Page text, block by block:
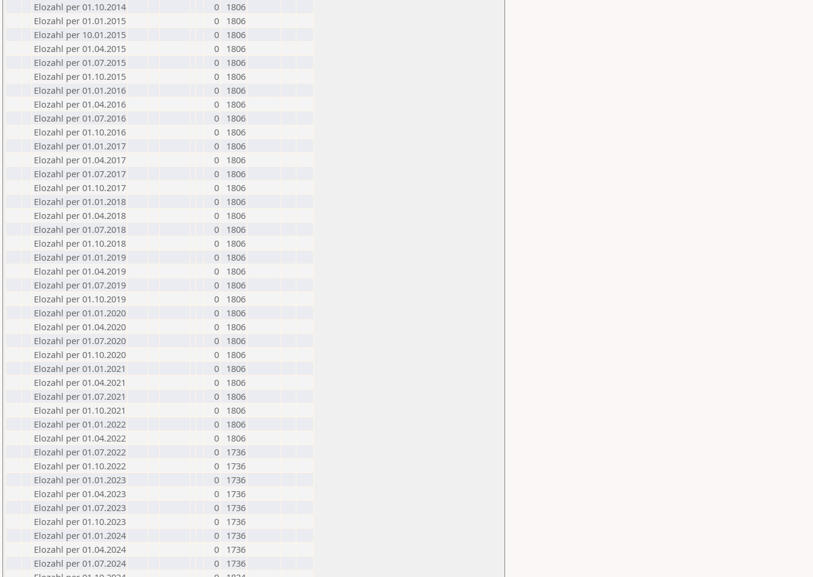
Elozahl per 01.10.2014
0
1806
Elozahl per 01.01.2015
0
1806
Elozahl per 10.01.2015
0
1806
Elozahl per 01.04.2015
0
1806
Elozahl per 01.07.2015
0
1806
Elozahl per 01.10.2015
0
1806
Elozahl per 01.01.2016
0
1806
Elozahl per 01.04.2016
0
1806
Elozahl per 01.07.2016
0
1806
Elozahl per 01.10.2016
0
1806
Elozahl per 01.01.2017
0
1806
Elozahl per 01.04.2017
0
1806
Elozahl per 01.07.2017
0
1806
Elozahl per 01.10.2017
0
1806
Elozahl per 01.01.2018
0
1806
Elozahl per 01.04.2018
0
1806
Elozahl per 01.07.2018
0
1806
Elozahl per 01.10.2018
0
1806
Elozahl per 01.01.2019
0
1806
Elozahl per 01.04.2019
0
1806
Elozahl per 01.07.2019
0
1806
Elozahl per 01.10.2019
0
1806
Elozahl per 01.01.2020
0
1806
Elozahl per 01.04.2020
0
1806
Elozahl per 01.07.2020
0
1806
Elozahl per 01.10.2020
0
1806
Elozahl per 01.01.2021
0
1806
Elozahl per 01.04.2021
0
1806
Elozahl per 01.07.2021
0
1806
Elozahl per 01.10.2021
0
1806
Elozahl per 01.01.2022
0
1806
Elozahl per 01.04.2022
0
1806
Elozahl per 01.07.2022
0
1736
Elozahl per 01.10.2022
0
1736
Elozahl per 01.01.2023
0
1736
Elozahl per 01.04.2023
0
1736
Elozahl per 01.07.2023
0
1736
Elozahl per 01.10.2023
0
1736
Elozahl per 01.01.2024
0
1736
Elozahl per 01.04.2024
0
1736
Elozahl per 01.07.2024
0
1736